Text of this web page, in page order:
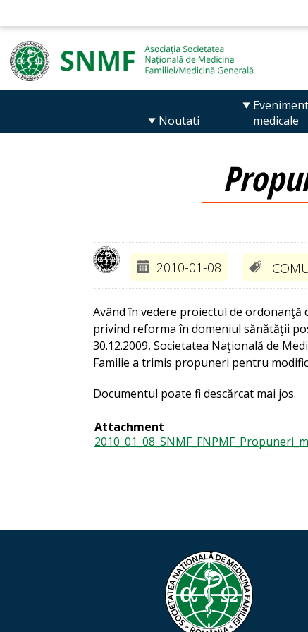
Noutati
medicale
2010-01-08
Având în vedere proiectul de
privind reforma în domeniul sănătăţii
30.12.2009, Societatea Naţională de
Familie a trimis propuneri pentru
Documentul poate fi descărcat mai jos.
Attachment